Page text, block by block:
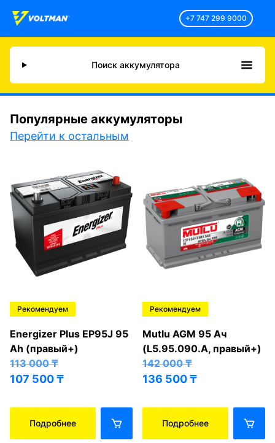
+7 747 299 9000
Поиск аккумулятора
Популярные аккумуляторы
Перейти к остальным
Рекомендуем
Energizer Plus EP95J 95
Ah (правый+)
113 000₸
107 500₸
Подробнее
Рекомендуем
Mutlu AGM 95 Ач
(L5.95.090.A, правый+)
142 000₸
136 500₸
Подробнее